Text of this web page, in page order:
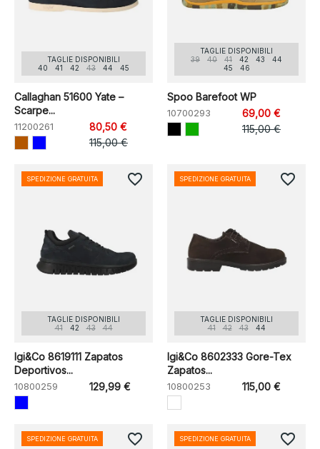
TAGLIE DISPONIBILI
40
41 42 43 44 45
Callaghan 51600 Yate –
Scarpe...
11200261
80,50 €
115,00 €
TAGLIE DISPONIBILI
39
40 41 42 43
44
45
46
Spoo Barefoot WP
10700293
69,00 €
115,00 €
TAGLIE DISPONIBILI
41
42 43 44
Igi&Co 8619111 Zapatos
Deportivos...
10800259 129,99 €
SPEDIZIONE GRATUITA favorite_border
TAGLIE DISPONIBILI
41
42 43 44
Igi&Co 8602333 Gore-Tex
Zapatos...
10800253 115,00 €
SPEDIZIONE GRATUITA favorite_border
SPEDIZIONE GRATUITA favorite_border SPEDIZIONE GRATUITA favorite_border